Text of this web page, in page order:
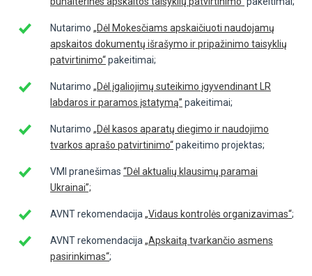
Nutarimo „Dėl Mokesčiams apskaičiuoti naudojamų
apskaitos dokumentų išrašymo ir pripažinimo taisyklių
patvirtinimo“pakeitimai;
Nutarimo „Dėl įgaliojimų suteikimo įgyvendinant LR
labdaros ir paramos įstatymą” pakeitimai;
Nutarimo „Dėl kasos aparatų diegimo ir naudojimo
tvarkos aprašo patvirtinimo“pakeitimo projektas;
VMI pranešimas “Dėl aktualių klausimų paramai
Ukrainai”;
AVNT rekomendacija „Vidaus kontrolės organizavimas“;
AVNT rekomendacija „Apskaitą tvarkančio asmens
pasirinkimas“;